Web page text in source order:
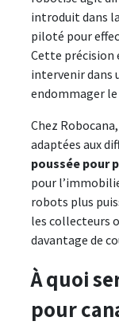
introduit dans
piloté pour
Cette précision
intervenir dans
endommager
Chez
adaptées aux
poussée pour
pour
robots plus
les collecteurs
davantage de
À quoi
pour